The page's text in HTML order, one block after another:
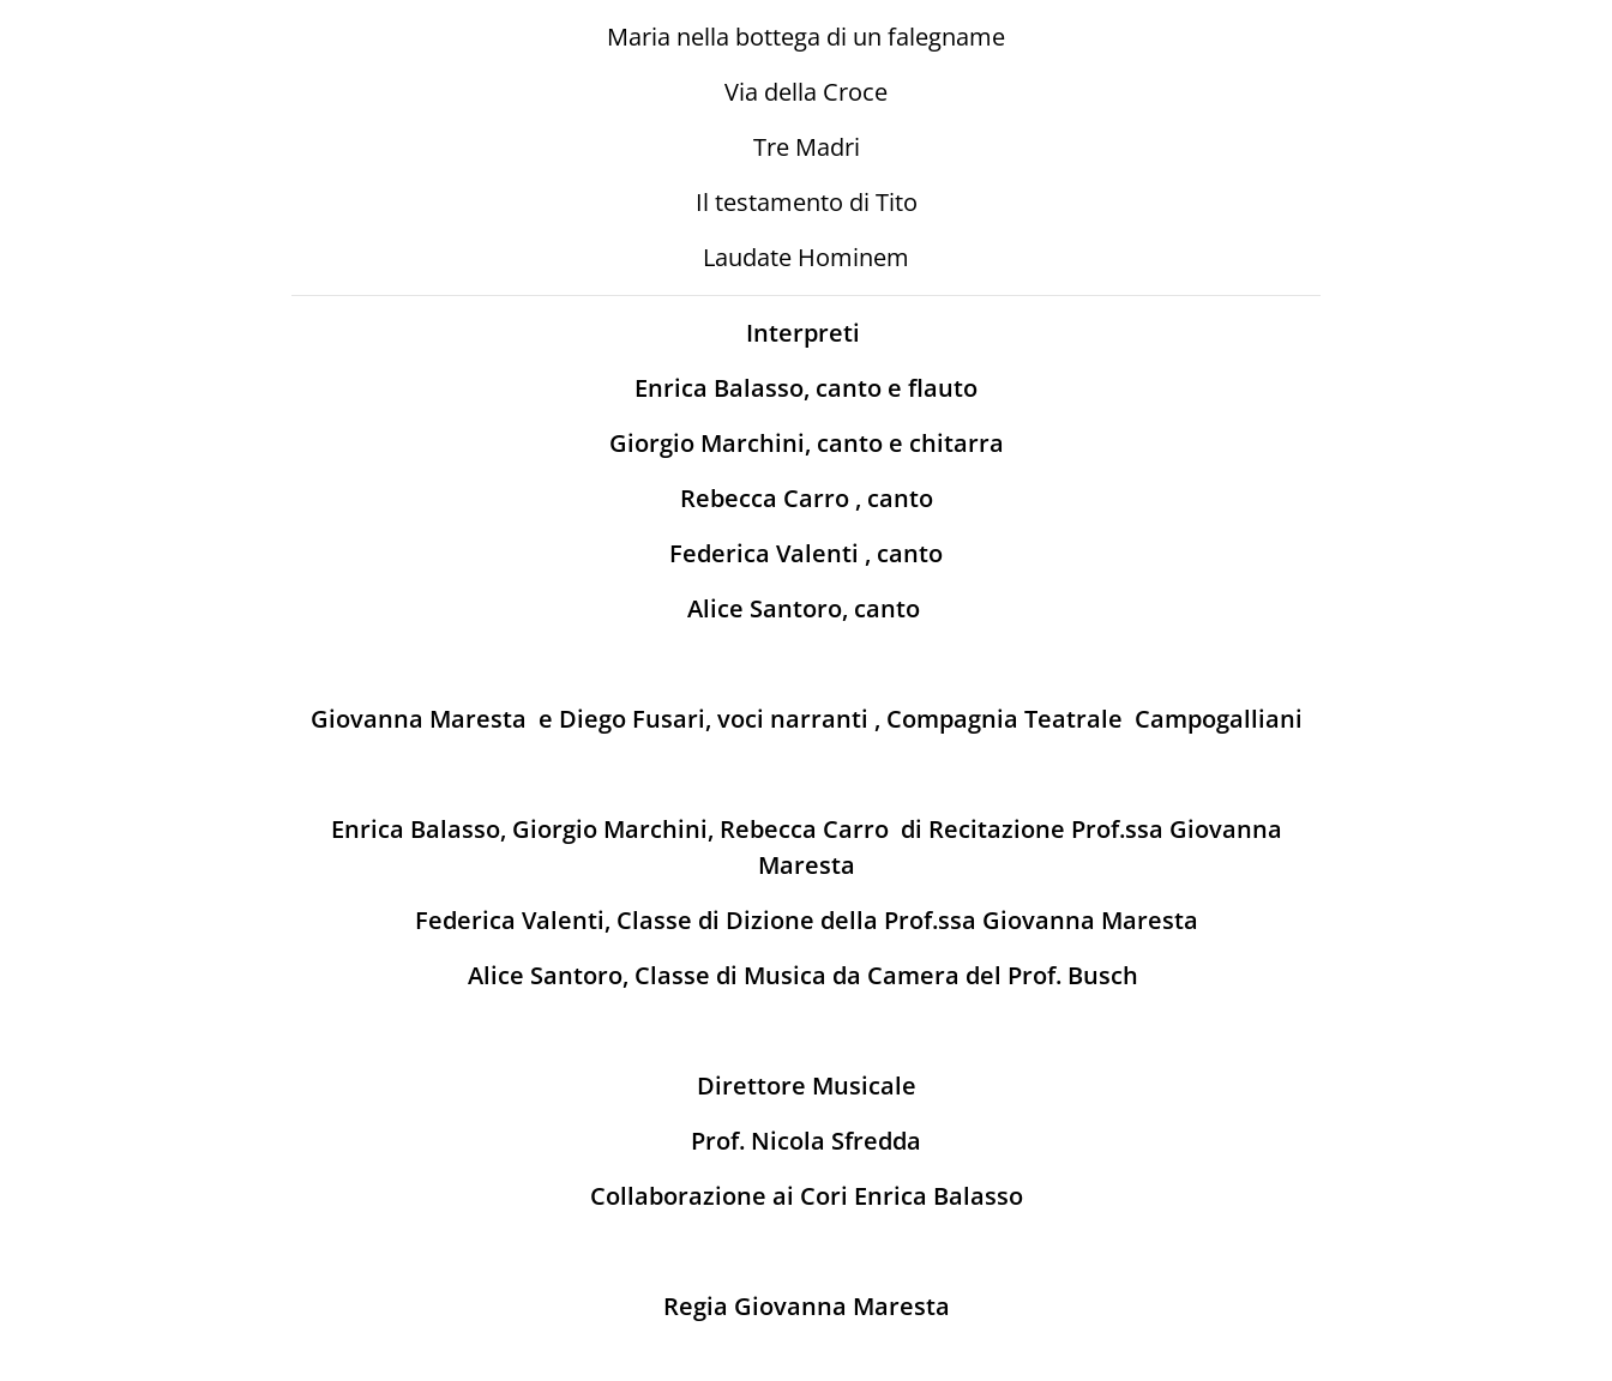
Maria nella bottega di un falegname
Via della Croce
Tre Madri
Il testamento di Tito
Laudate Hominem
Interpreti
Enrica Balasso, canto e flauto
Giorgio Marchini, canto e chitarra
Rebecca Carro , canto
Federica Valenti , canto
Alice Santoro, canto
Giovanna Maresta e Diego Fusari, voci narranti , Compagnia Teatrale Campogalliani
Enrica Balasso, Giorgio Marchini, Rebecca Carro di Recitazione Prof.ssa Giovanna
Maresta
Federica Valenti, Classe di Dizione della Prof.ssa Giovanna Maresta
Alice Santoro, Classe di Musica da Camera del Prof. Busch
Direttore Musicale
Prof. Nicola Sfredda
Collaborazione ai Cori Enrica Balasso
Regia Giovanna Maresta